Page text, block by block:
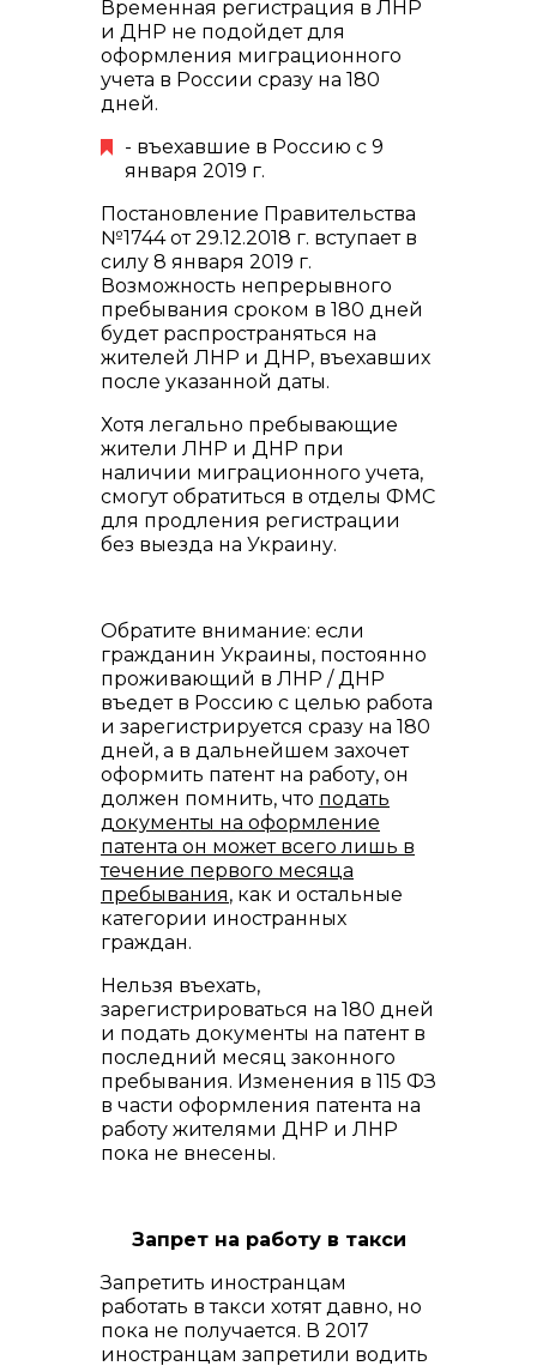
Временная регистрация в ЛНР
и ДНР не подойдет для
оформления миграционного
учета в России сразу на 180
дней.
- въехавшие в Россию с 9
января 2019 г.
Постановление Правительства
№1744 от 29.12.2018 г. вступает в
силу 8 января 2019 г.
Возможность непрерывного
пребывания сроком в 180 дней
будет распространяться на
жителей ЛНР и ДНР, въехавших
после указанной даты.
Хотя легально пребывающие
жители ЛНР и ДНР при
наличии миграционного учета,
смогут обратиться в отделы ФМС
для продления регистрации
без выезда на Украину.
Обратите внимание: если
гражданин Украины, постоянно
проживающий в ЛНР / ДНР
въедет в Россию с целью работа
и зарегистрируется сразу на 180
дней, а в дальнейшем захочет
оформить патент на работу, он
должен помнить, что подать
документы на оформление
патента он может всего лишь в
течение первого месяца
пребывания, как и остальные
категории иностранных
граждан.
Нельзя въехать,
зарегистрироваться на 180 дней
и подать документы на патент в
последний месяц законного
пребывания. Изменения в 115 ФЗ
в части оформления патента на
работу жителями ДНР и ЛНР
пока не внесены.
Запрет на работу в такси
Запретить иностранцам
работать в такси хотят давно, но
пока не получается. В 2017
иностранцам запретили водить